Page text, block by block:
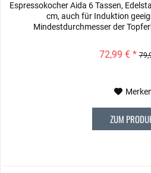
Espressokocher Aida 6 Tassen,
cm, auch für Induktion
Mindestdurchmesser der
72,99 € *
ZUM